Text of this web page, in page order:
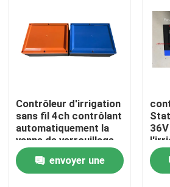
Produits
Vidéos
Contrôleur d'irrigation
sans fil 4ch contrôlant
automatiquement la
vanne de verrouillage
de type CC
envoyer une